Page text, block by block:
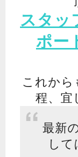
スタッ
ポー
これから
程、宜
最新
し